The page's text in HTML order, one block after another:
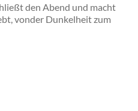
den Abend und macht
vonder Dunkelheit zum